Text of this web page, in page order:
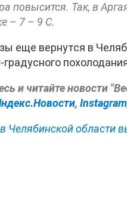
повысится. Так, в
– 7 – 9 С.
еще вернутся в
градусного
и читайте новости
, Instagram
Челябинской области